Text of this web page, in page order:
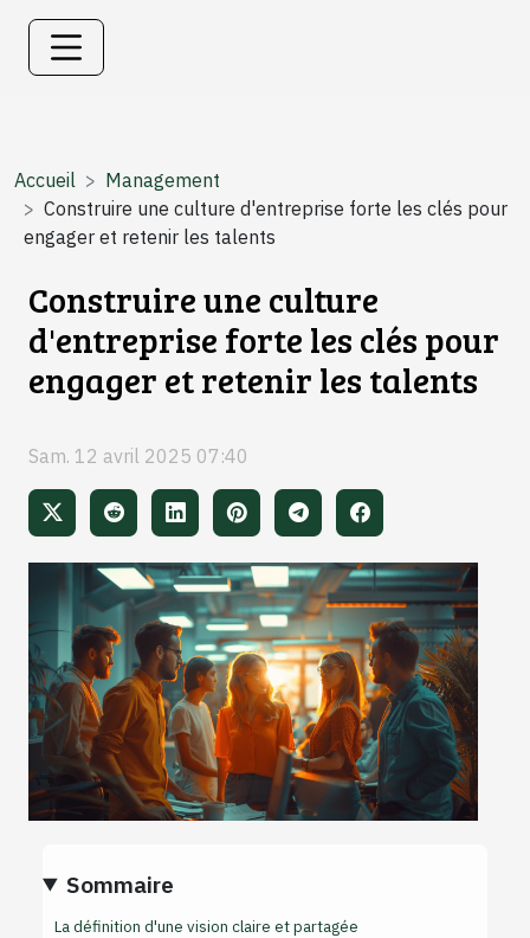
Accueil
Management
Construire une culture d'entreprise forte les clés pour
engager et retenir les talents
Construire une culture
d'entreprise forte les clés pour
engager et retenir les talents
Sam. 12 avril 2025 07:40
Sommaire
La définition d'une vision claire et partagée